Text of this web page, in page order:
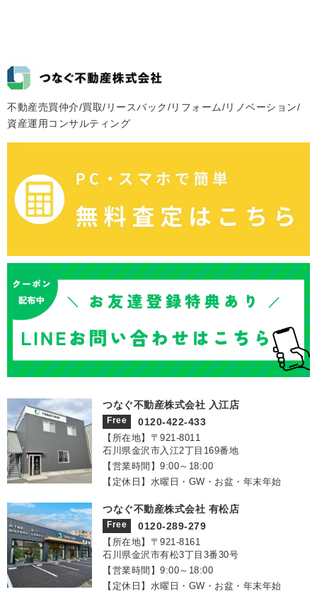
不動産売買仲介/買取/リースバック/リフォーム/リノベーション/
資産運用コンサルティング
つなぐ不動産株式会社 入江店
Free 0120-422-433
【所在地】〒921‐8011
石川県金沢市入江2丁目169番地
【営業時間】9:00～18:00
【定休日】水曜日・GW・お盆・年末年始
つなぐ不動産株式会社 有松店
Free 0120-289-279
【所在地】〒921‐8161
石川県金沢市有松3丁目3番30号
【営業時間】9:00～18:00
【定休日】水曜日・GW・お盆・年末年始